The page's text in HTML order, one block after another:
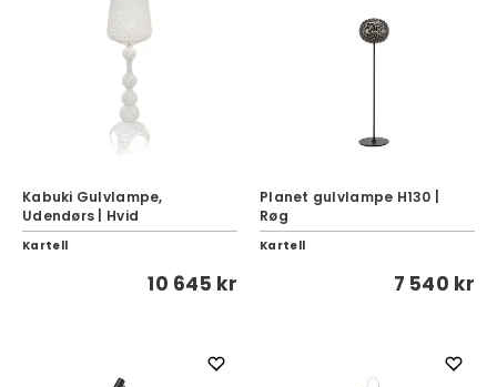
Kabuki Gulvlampe,
Udendørs | Hvid
Kartell
10 645 kr
Planet gulvlampe H130 |
Røg
Kartell
7 540 kr